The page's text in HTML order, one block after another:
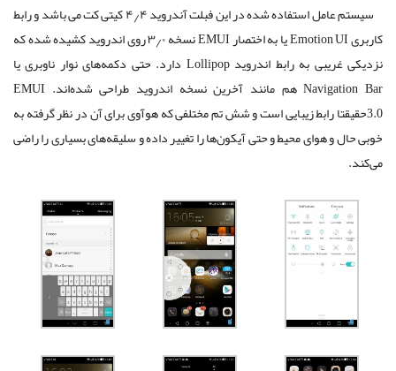
سیستم عامل استفاده شده در این فبلت آندروید ۴٫۴ کیتی کت می باشد و رابط
کاربری Emotion UI یا به اختصار EMUI نسخه ۳٫۰ روی اندروید کشیده شده که
نزدیکی غریبی به رابط اندروید Lollipop دارد. حتی دکمه‌های نوار ناوبری یا
Navigation Bar هم مانند آخرین نسخه اندروید طراحی شده‌اند. EMUI
3.0حقیقتا رابط زیبایی است و شش تم مختلفی که هوآوی برای آن در نظر گرفته به
خوبی حال و هوای محیط و حتی آیکون‌ها را تغییر داده و سلیقه‌های بسیاری را راضی
می‌کند.